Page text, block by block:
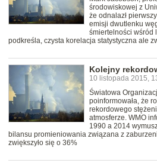
środowiskowej z
że odnalazł
emisji dwutlenku
śmiertelności wśród
podkreśla, czysta korelacja statystyczna ale
Kolejny
10 listopada 2015,
Światowa
poinformowała, że
rekordowego
atmosferze. WMO
1990 a 2014
bilansu promieniowania związana z
zwiększyło się o 36%